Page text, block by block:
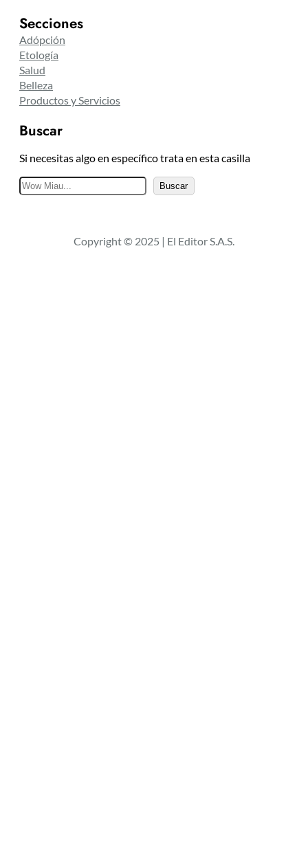
Secciones
Adópción
Etología
Salud
Belleza
Productos y Servicios
Buscar
Si necesitas algo en específico trata en esta casilla
B
u
a
Buscar
Copyright © 2025 | El Editor S.A.S.